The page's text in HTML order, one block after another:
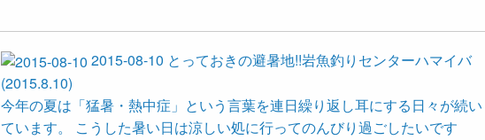
2015-08-10 とっておきの避暑地!!岩魚釣りセンターハマイバ
(2015.8.10)
今年の夏は「猛暑・熱中症」という言葉を連日繰り返し耳にする日々が続い
ています。 こうした暑い日は涼しい処に行ってのんびり過ごしたいです